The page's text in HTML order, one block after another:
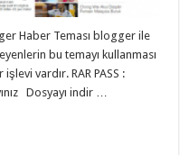
Haber Teması blogger ile
bu temayı kullanması
vardır. RAR PASS :
Dosyayı indir …